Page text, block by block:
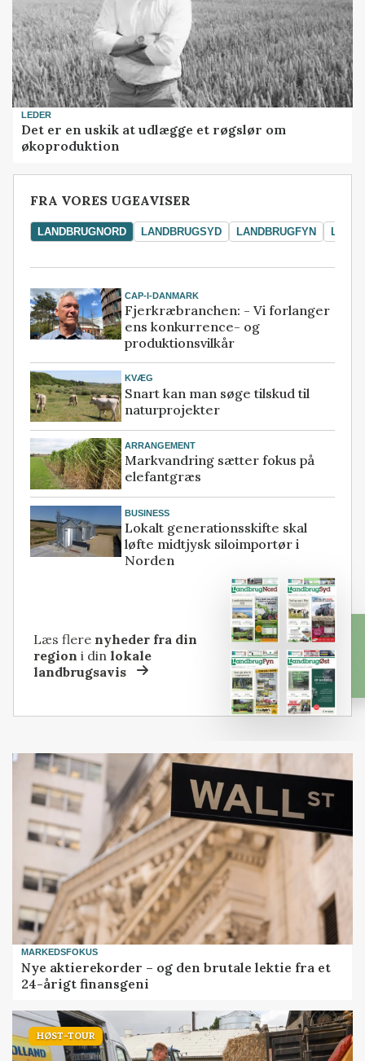
LEDER
Det er en uskik at udlægge et røgslør om
økoproduktion
FRA VORES UGEAVISER
LANDBRUGNORD LANDBRUGSYD LANDBRUGFYN
CAP-I-DANMARK
Fjerkræbranchen: - Vi forlanger
ens konkurrence- og
produktionsvilkår
KVÆG
Snart kan man søge tilskud til
naturprojekter
ARRANGEMENT
Markvandring sætter fokus på
elefantgræs
BUSINESS
Lokalt generationsskifte skal
løfte midtjysk siloimportør i
Norden
Læs flere nyheder fra din
region i dinlokale
landbrugsavis
MARKEDSFOKUS
Nye aktierekorder – og den brutale lektie fra et
24-årigt finansgeni
HØST-TOUR